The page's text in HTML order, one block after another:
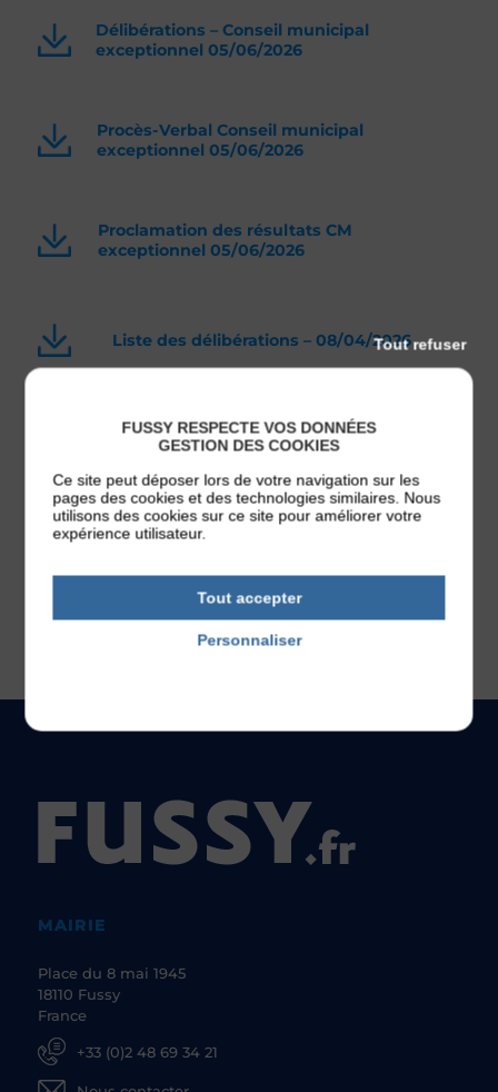
Délibérations – Conseil municipal
exceptionnel 05/06/2026
Procès-Verbal Conseil municipal
exceptionnel 05/06/2026
Proclamation des résultats CM
exceptionnel 05/06/2026
Liste des délibérations – 08/04/2026
Délibérations – Conseil municipal
08/04/2026
…
MAIRIE
Place du 8 mai 1945
18110 Fussy
France
+33 (0)2 48 69 34 21
FUSSY RESPECTE VOS DONNÉES
GESTION DES COOKIES
Ce site peut déposer lors de votre navigation sur les
pages des cookies et des technologies similaires. Nous
utilisons des cookies sur ce site pour améliorer votre
expérience utilisateur.
Tout accepter
Tout refuser
Personnaliser